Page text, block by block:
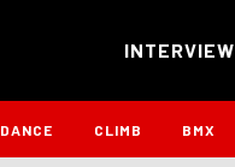
INTERVIEW
DANCE CLIMB BMX